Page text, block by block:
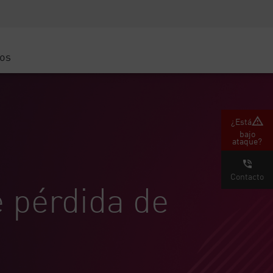
pérdida de
¿Está
bajo
ataque?
Contacto